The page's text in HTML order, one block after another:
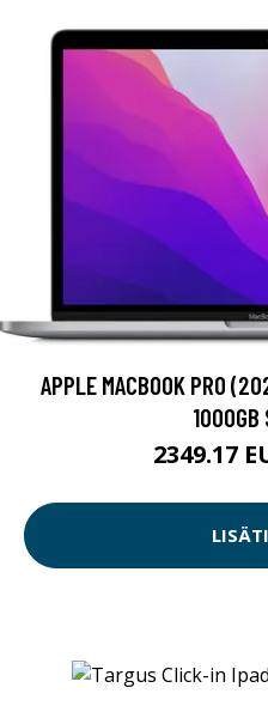
APPLE MACBOOK PRO
1000GB
2349.17